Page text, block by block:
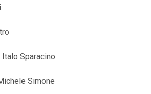
Sparacino
Simone